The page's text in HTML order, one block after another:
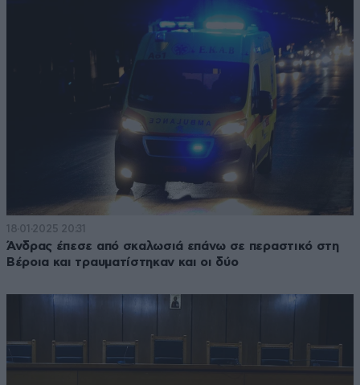
18·01·2025 20:31
Άνδρας έπεσε από σκαλωσιά επάνω σε περαστικό στη
Βέροια και τραυματίστηκαν και οι δύο